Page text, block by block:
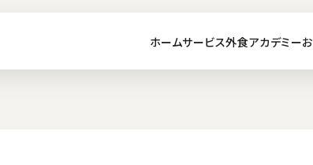
ホームサービス外食アカデミー